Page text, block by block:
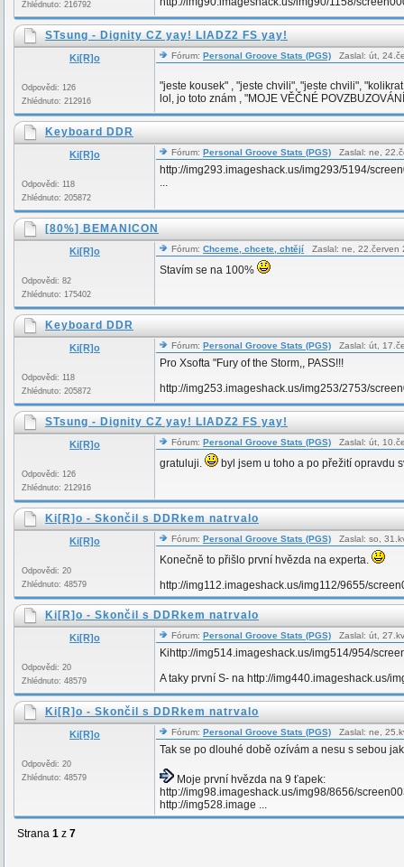
Zhlédnuto: 216792
STsung - Dignity CZ yay! LIADZ2 FS yay!
Ki[R]o
Odpovědi: 126
Zhlédnuto: 212916
Fórum: Personal Groove Stats (PGS) Zaslal: út,
"jeste kousek" , "jeste chvili", "jeste chvili",
lol, jo toto znám , "MOJE VĚČNÉ
Keyboard DDR
Ki[R]o
Odpovědi: 118
Zhlédnuto: 205872
Fórum: Personal Groove Stats (PGS) Zaslal: ne,
http://img293.imageshack.us/img293/5194/
...
[80%] BEMANICON
Ki[R]o
Odpovědi: 82
Zhlédnuto: 175402
Fórum: Chceme, chcete, chtějí Zaslal: ne,
Stavím se na 100%
Keyboard DDR
Ki[R]o
Odpovědi: 118
Zhlédnuto: 205872
Fórum: Personal Groove Stats (PGS) Zaslal: út,
Pro Xsofta "Fury of the Storm,, PASS!!!
http://img253.imageshack.us/img253/2753/
STsung - Dignity CZ yay! LIADZ2 FS yay!
Ki[R]o
Odpovědi: 126
Zhlédnuto: 212916
Fórum: Personal Groove Stats (PGS) Zaslal: út,
gratuluji. byl jsem u toho a po přežití opravdu
Ki[R]o - Skončil s DDRkem natrvalo
Ki[R]o
Odpovědi: 20
Zhlédnuto: 48579
Fórum: Personal Groove Stats (PGS) Zaslal: so,
Konečně to přišlo první hvězda na experta.
http://img112.imageshack.us/img112/9655/
Ki[R]o - Skončil s DDRkem natrvalo
Ki[R]o
Odpovědi: 20
Zhlédnuto: 48579
Fórum: Personal Groove Stats (PGS) Zaslal: út,
Kihttp://img514.imageshack.us/img514/954/
A taky první S- na http://img440.imageshack.us/
Ki[R]o - Skončil s DDRkem natrvalo
Ki[R]o
Odpovědi: 20
Zhlédnuto: 48579
Fórum: Personal Groove Stats (PGS) Zaslal: ne,
Tak se po dlouhé době ozívám a nesu s sebou
Moje první hvězda na 9 ťapek:
http://img98.imageshack.us/img98/8656/
http://img528.image ...
Strana 1 z 7